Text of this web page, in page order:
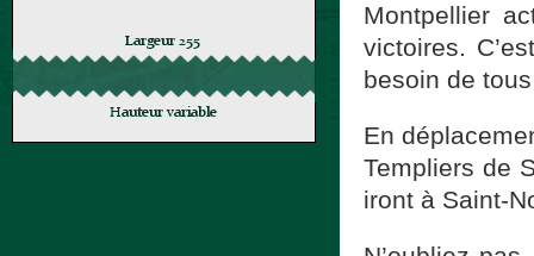
Montpellier
victoires.
besoin de
En
Templiers de
iront à Saint-